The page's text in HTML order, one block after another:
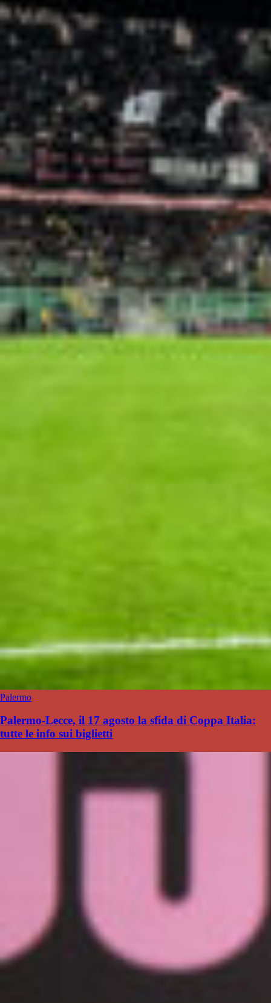
Palermo
Palermo-Lecce, il 17 agosto la sfida di Coppa Italia:
tutte le info sui biglietti